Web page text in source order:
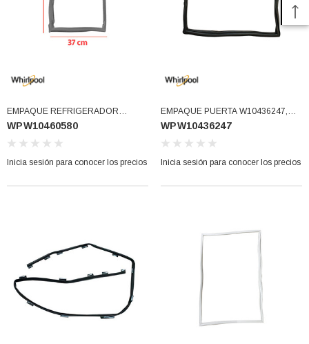
EMPAQUE REFRIGERADOR
FRENCH W10413468
(WPW10460580)
WPW10460580
Inicia sesión para conocer los precios
EMPAQUE PUERTA W10436247,
67003551, 12683802B, 12683816B,
8170986, 8171261, PS11754712,
W10164033 (WPW10436247)
WPW10436247
Inicia sesión para conocer los precios